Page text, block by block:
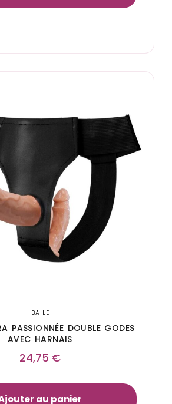
BAILE
PASSIONNÉE DOUBLE GODES
AVEC HARNAIS
24,75 €
au panier